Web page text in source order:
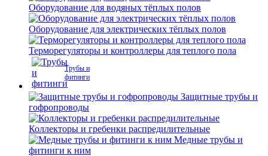
Оборудование для водяных тёплых полов
Оборудование для электрических тёплых полов
Терморегуляторы и контроллеры для теплого пола
Трубы и
фитинги
Защитные трубы и
гофропроводы
Коллекторы и гребенки распредилительные
Медные трубы и
фитинги к ним